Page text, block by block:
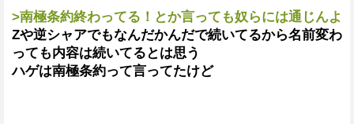
>南極条約終わってる！とか言っても奴らには通じんよ
Zや逆シャアでもなんだかんだで続いてるから名前変わ
っても内容は続いてるとは思う
ハゲは南極条約って言ってたけど